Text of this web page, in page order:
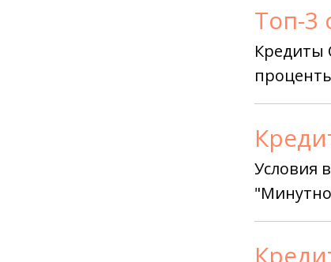
Топ-3
Кредиты
Условия